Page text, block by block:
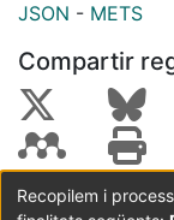
JSON - METS
Compartir
Recopilem i